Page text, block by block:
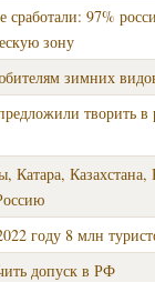
сработали: 97%
зону
зимних
творить в
Казахстана,
году 8 млн
допуск в РФ